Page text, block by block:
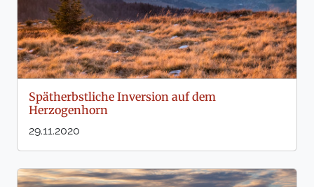
Spätherbstliche Inversion auf dem
Herzogenhorn
29.11.2020